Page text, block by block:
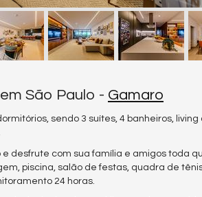
São Paulo - Gamaro
sendo 3 suítes, 4 banheiros, living
desfrute com sua família e amigos toda
piscina, salão de festas, quadra de
24 horas.